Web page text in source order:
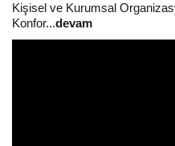
Kişisel ve Kurumsal
Konfor...devam